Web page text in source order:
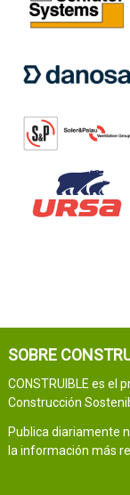
SOBRE
CONSTRUIBLE es el
Construcción
Publica diariamente
la información más